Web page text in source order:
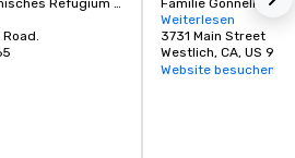
Refugium
das eine
Texturen,
bietet. Es
Beispiel für
Familie Gonnella.
Gebäude beherbergt
Salon, einen
Ballroom. Das Café
um 6 Uhr und
Weiterlesen
3731 Main Street
Westlich, CA, US
Website besuchen